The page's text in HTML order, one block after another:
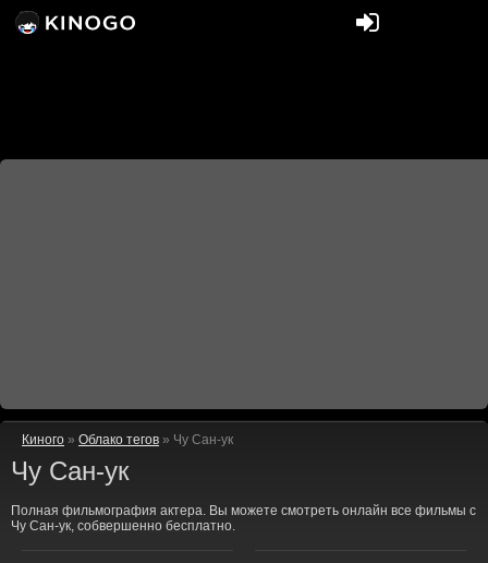
Киного » Облако тегов » Чу Сан-ук
Чу Сан-ук
Полная фильмография актера. Вы можете смотреть онлайн все фильмы с
Чу Сан-ук, собвершенно бесплатно.